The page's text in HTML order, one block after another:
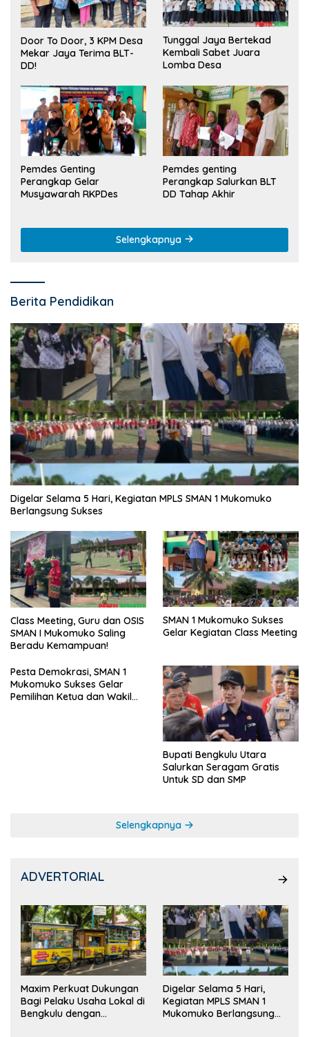
Door To Door, 3 KPM Desa
Mekar Jaya Terima BLT-
DD!
Tunggal Jaya Bertekad
Kembali Sabet Juara
Lomba Desa
Pemdes Genting
Perangkap Gelar
Musyawarah RKPDes
Pemdes genting
Perangkap Salurkan BLT
DD Tahap Akhir
Selengkapnya
Berita Pendidikan
Digelar Selama 5 Hari, Kegiatan MPLS SMAN 1 Mukomuko
Berlangsung Sukses
Class Meeting, Guru dan OSIS
SMAN I Mukomuko Saling
Beradu Kemampuan!
SMAN 1 Mukomuko Sukses
Gelar Kegiatan Class Meeting
Pesta Demokrasi, SMAN 1
Mukomuko Sukses Gelar
Pemilihan Ketua dan Wakil
Bupati Bengkulu Utara
Salurkan Seragam Gratis
Untuk SD dan SMP
Selengkapnya
ADVERTORIAL
Maxim Perkuat Dukungan
Bagi Pelaku Usaha Lokal di
Bengkulu dengan
Digelar Selama 5 Hari,
Kegiatan MPLS SMAN 1
Mukomuko Berlangsung